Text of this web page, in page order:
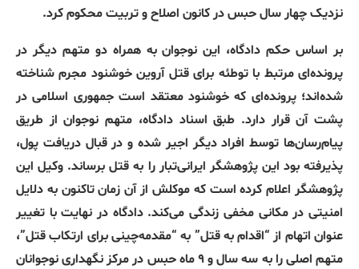
نزدیک چهار سال حبس در کانون اصلاح و تربیت محکوم کرد.
بر اساس حکم دادگاه، این نوجوان به همراه دو متهم دیگر در
پرونده‌ای مرتبط با توطئه برای قتل آروین خوشنود مجرم شناخته
شده‌اند؛ پرونده‌ای که خوشنود معتقد است جمهوری اسلامی در
پشت آن قرار دارد. طبق اسناد دادگاه، متهم نوجوان از طریق
پیام‌رسان‌ها توسط افراد دیگر اجیر شده و در قبال دریافت پول،
پذیرفته بود این پژوهشگر ایرانی‌تبار را به قتل برساند. وکیل این
پژوهشگر اعلام کرده است که موکلش از آن زمان تاکنون به دلایل
امنیتی در مکانی مخفی زندگی می‌کند. دادگاه در نهایت با تغییر
عنوان اتهام از “اقدام به قتل” به “مقدمه‌چینی برای ارتکاب قتل”،
متهم اصلی را به سه سال و ۹ ماه حبس در مرکز نگهداری نوجوانان